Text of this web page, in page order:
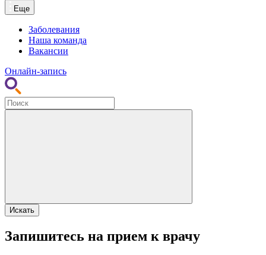
Еще
Заболевания
Наша команда
Вакансии
Онлайн-запись
Искать
Запишитесь на прием к врачу